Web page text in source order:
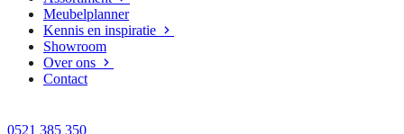
Meubelplanner
Kennis en inspiratie
Showroom
Over ons
Contact
0521 385 350